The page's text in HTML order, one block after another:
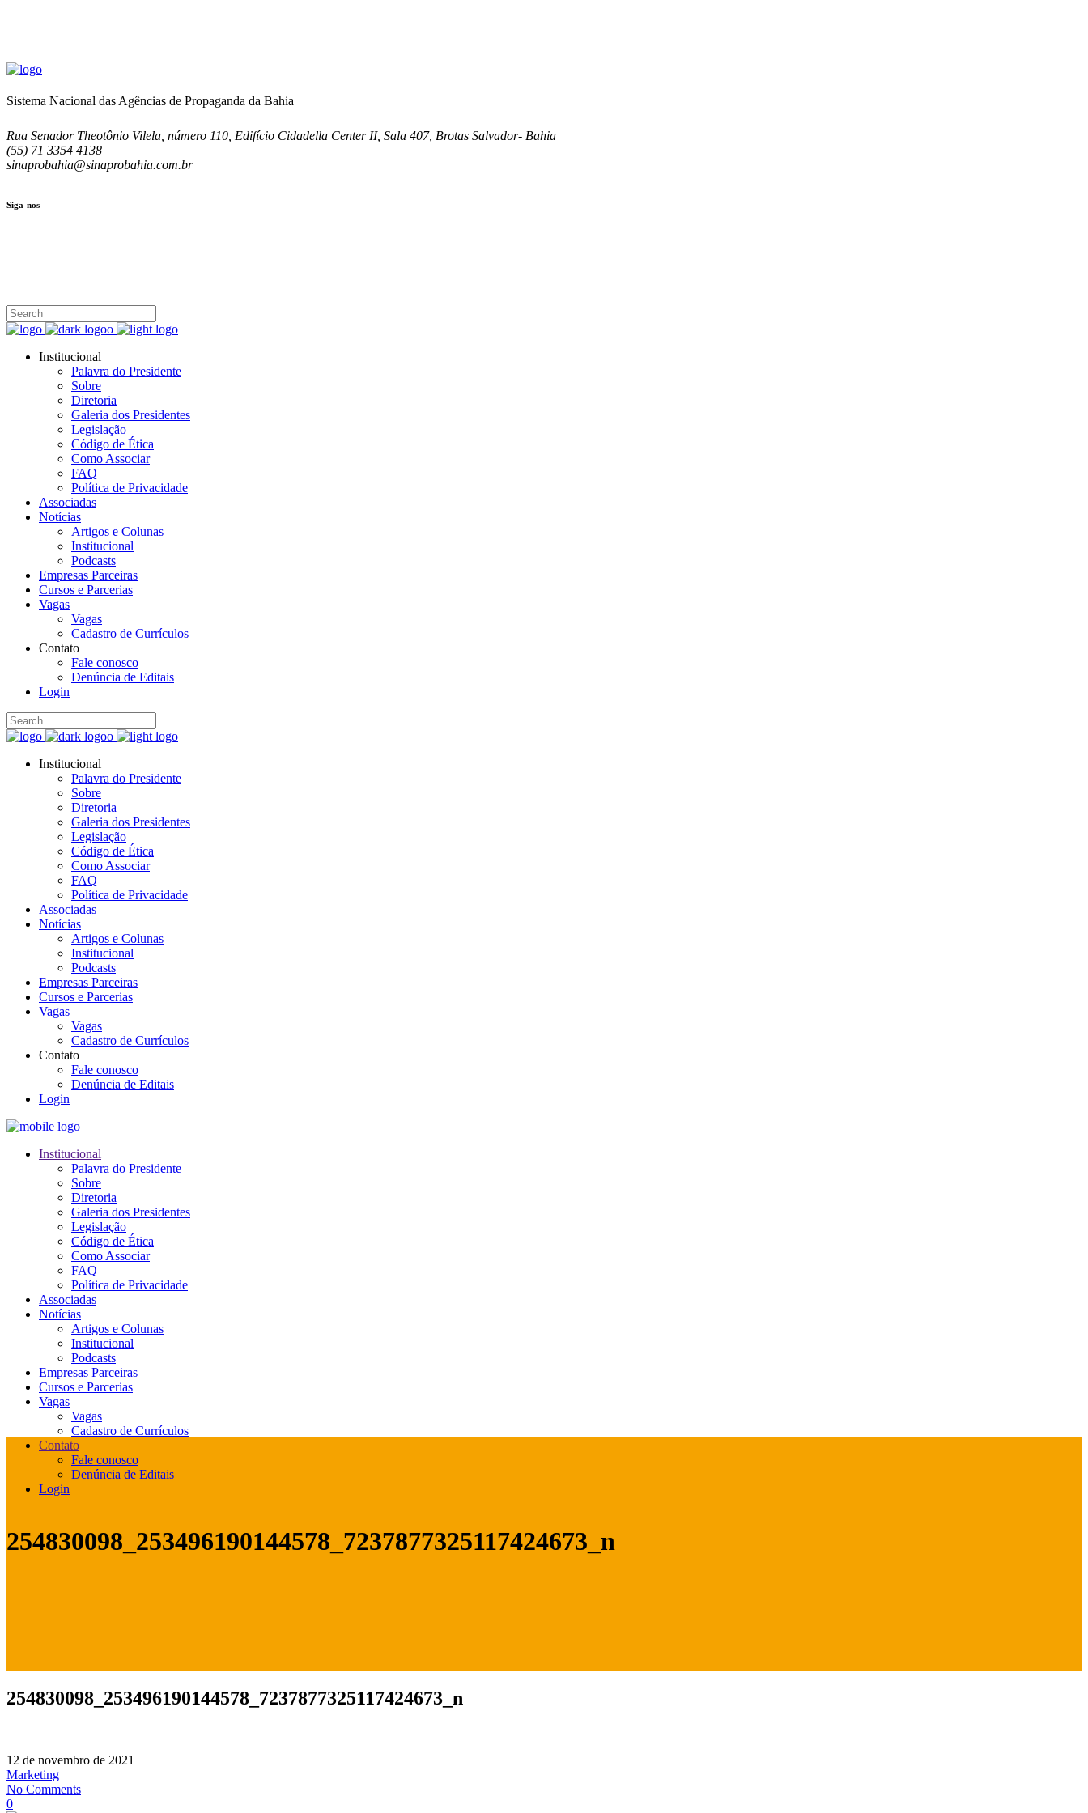
Sistema Nacional das Agências de Propaganda da Bahia
Rua Senador Theotônio Vilela, número 110, Edifício Cidadella Center II, Sala 407, Brotas Salvador- Bahia
(55) 71 3354 4138
sinaprobahia@sinaprobahia.com.br
Siga-nos
Institucional
Palavra do Presidente
Sobre
Diretoria
Galeria dos Presidentes
Legislação
Código de Ética
Como Associar
FAQ
Política de Privacidade
Associadas
Notícias
Artigos e Colunas
Institucional
Podcasts
Empresas Parceiras
Cursos e Parcerias
Vagas
Vagas
Cadastro de Currículos
Contato
Fale conosco
Denúncia de Editais
Login
Institucional
Palavra do Presidente
Sobre
Diretoria
Galeria dos Presidentes
Legislação
Código de Ética
Como Associar
FAQ
Política de Privacidade
Associadas
Notícias
Artigos e Colunas
Institucional
Podcasts
Empresas Parceiras
Cursos e Parcerias
Vagas
Vagas
Cadastro de Currículos
Contato
Fale conosco
Denúncia de Editais
Login
Institucional
Palavra do Presidente
Sobre
Diretoria
Galeria dos Presidentes
Legislação
Código de Ética
Como Associar
FAQ
Política de Privacidade
Associadas
Notícias
Artigos e Colunas
Institucional
Podcasts
Empresas Parceiras
Cursos e Parcerias
Vagas
Vagas
Cadastro de Currículos
Contato
Fale conosco
Denúncia de Editais
Login
254830098_253496190144578_7237877325117424673_n
254830098_253496190144578_7237877325117424673_n
12 de novembro de 2021
Marketing
No Comments
0